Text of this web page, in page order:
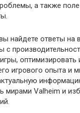
а также
найдете ответы на
с
оптимизировать
игрового опыта и
мирами Valheim и